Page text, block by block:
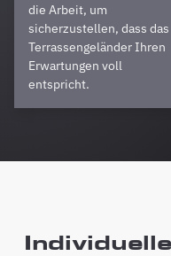
die Arbeit, um
sicherzustellen, dass das
Terrassengeländer Ihren
Erwartungen voll
entspricht.